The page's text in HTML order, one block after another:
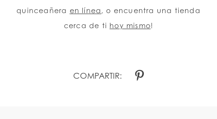
quinceañera en línea , o encuentra una tienda
cerca de ti hoy mismo!
COMPARTIR: